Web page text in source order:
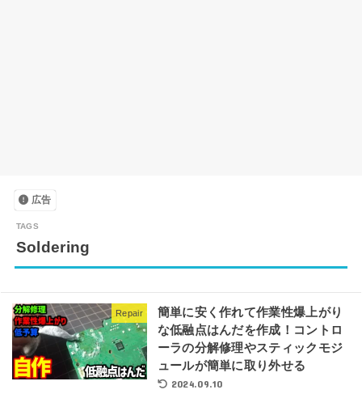
広告
Soldering
Repair
簡単に安く作れて作業性爆上がり
な低融点はんだを作成！コントロ
ーラの分解修理やスティックモジ
ュールが簡単に取り外せる
2024.09.10